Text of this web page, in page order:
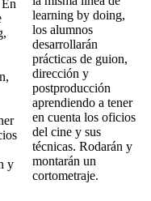
y
learning by doing,
los alumnos
desarrollarán
prácticas de guion,
dirección y
postproducción
aprendiendo a tener
en cuenta los oficios
del cine y sus
técnicas. Rodarán y
montarán un
cortometraje.